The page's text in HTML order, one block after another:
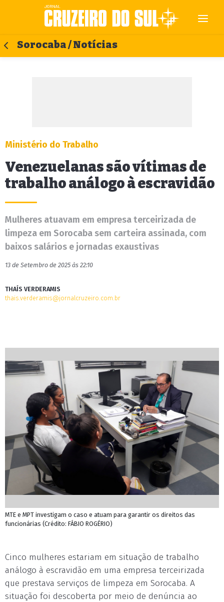
Sorocaba / Notícias
Ministério do Trabalho
Venezuelanas são vítimas de
trabalho análogo à escravidão
Mulheres atuavam em empresa terceirizada de
limpeza em Sorocaba sem carteira assinada, com
baixos salários e jornadas exaustivas
13 de Setembro de 2025 às 22:10
THAÍS VERDERAMIS
thais.verderamis@jornalcruzeiro.com.br
MTE e MPT investigam o caso e atuam para garantir os direitos das
funcionárias (Crédito: FÁBIO ROGÉRIO)
Cinco mulheres estariam em situação de trabalho
análogo à escravidão em uma empresa terceirizada
que prestava serviços de limpeza em Sorocaba. A
situação foi descoberta por meio de denúncia ao